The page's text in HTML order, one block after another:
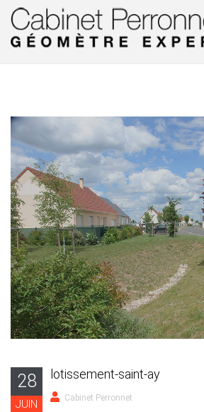
28
JUIN
lotissement-saint-ay
Cabinet Perronnet